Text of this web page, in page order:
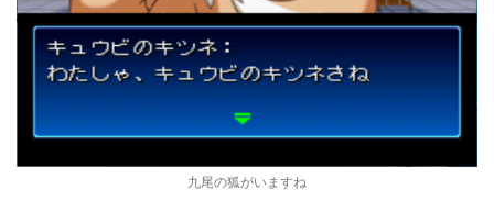
九尾の狐がいますね